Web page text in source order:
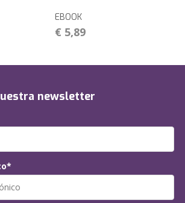
EBOOK
€ 5,89
newsletter